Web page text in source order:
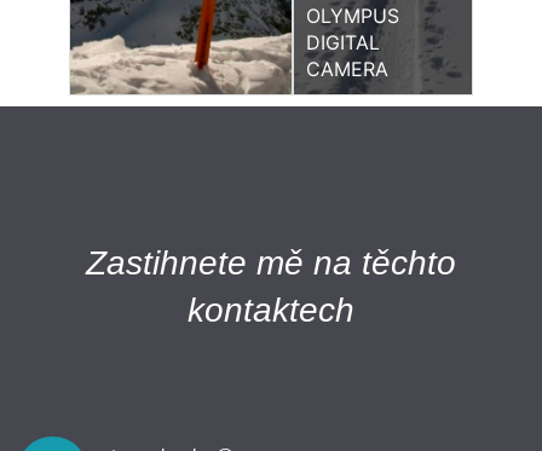
OLYMPUS
DIGITAL
CAMERA
Zastihnete mě na těchto
kontaktech